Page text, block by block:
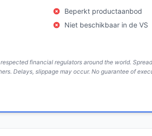
Beperkt productaanbod
Niet beschikbaar in de VS
financial regulators around the world.
Delays, slippage may occur. No guarantee of